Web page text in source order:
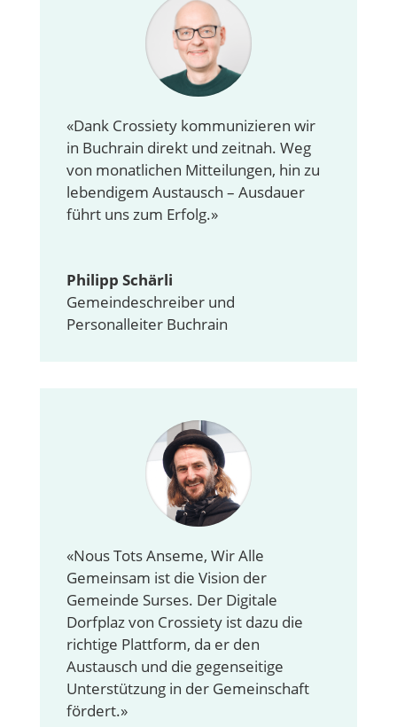
«Dank Crossiety kommunizieren wir
in Buchrain direkt und zeitnah. Weg
von monatlichen Mitteilungen, hin zu
lebendigem Austausch – Ausdauer
führt uns zum Erfolg.»
Philipp Schärli
Gemeindeschreiber und
Personalleiter Buchrain
«Nous Tots Anseme, Wir Alle
Gemeinsam ist die Vision der
Gemeinde Surses. Der Digitale
Dorfplaz von Crossiety ist dazu die
richtige Plattform, da er den
Austausch und die gegenseitige
Unterstützung in der Gemeinschaft
fördert.»